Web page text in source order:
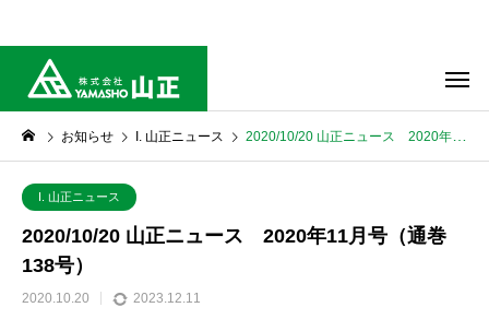
お知らせ I. 山正ニュース 2020/10/20 山正ニュース 2020年11月号（通巻138号）
I. 山正ニュース
2020/10/20 山正ニュース 2020年11月号（通巻
138号）
2020.10.20 2023.12.11